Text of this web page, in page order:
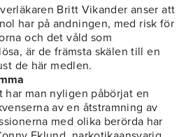
Britt Vikander anser att
har på andningen, med risk för
och det våld som
är de främsta skälen till en
de här medlen.
har man nyligen påbörjat en
av en åtstramning av
med olika berörda har